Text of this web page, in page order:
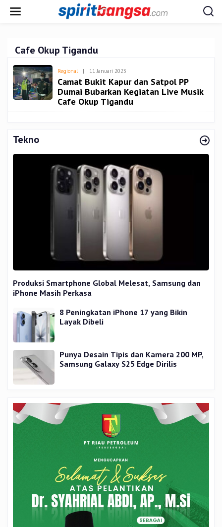
Cafe Okup Tigandu
Regional | 11 Januari 2023
Camat Bukit Kapur dan Satpol PP
Dumai Bubarkan Kegiatan Live Musik
Cafe Okup Tigandu
Tekno
Produksi Smartphone Global Melesat, Samsung dan
iPhone Masih Perkasa
8 Peningkatan iPhone 17 yang Bikin
Layak Dibeli
Punya Desain Tipis dan Kamera 200 MP,
Samsung Galaxy S25 Edge Dirilis